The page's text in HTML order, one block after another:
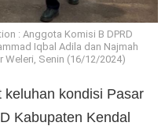
: Anggota Komisi B DPRD
Iqbal Adila dan Najmah
Weleri, Senin (16/12/2024)
keluhan kondisi Pasar
Kabupaten Kendal